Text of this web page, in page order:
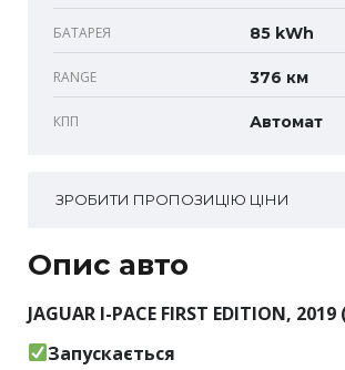
БАТАРЕЯ 85 kWh
RANGE 376 км
КПП Автомат
ЗРОБИТИ ПРОПОЗИЦІЮ ЦІНИ
Опис авто
JAGUAR I-PACE FIRST EDITION, 2019
Запускається